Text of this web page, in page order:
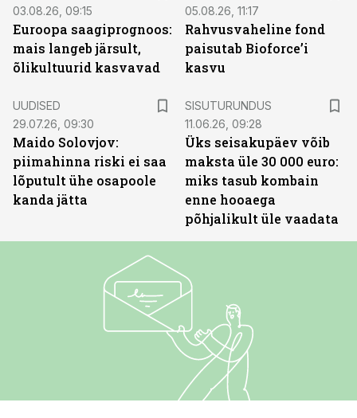
03.08.26, 09:15
Euroopa saagiprognoos:
mais langeb järsult,
õlikultuurid kasvavad
05.08.26, 11:17
Rahvusvaheline fond
paisutab Bioforce’i
kasvu
UUDISED
29.07.26, 09:30
Maido Solovjov:
piimahinna riski ei saa
lõputult ühe osapoole
kanda jätta
SISUTURUNDUS
11.06.26, 09:28
Üks seisakupäev võib
maksta üle 30 000 euro:
miks tasub kombain
enne hooaega
põhjalikult üle vaadata